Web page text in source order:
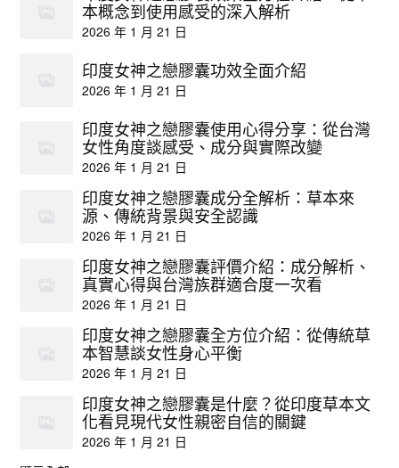
本概念到使用感受的深入解析
2026 年 1 月 21 日
印度女神之戀膠囊功效全面介紹
2026 年 1 月 21 日
印度女神之戀膠囊使用心得分享：從台灣
女性角度談感受、成分與實際改變
2026 年 1 月 21 日
印度女神之戀膠囊成分全解析：草本來
源、傳統背景與安全認識
2026 年 1 月 21 日
印度女神之戀膠囊評價介紹：成分解析、
真實心得與台灣族群適合度一次看
2026 年 1 月 21 日
印度女神之戀膠囊全方位介紹：從傳統草
本智慧談女性身心平衡
2026 年 1 月 21 日
印度女神之戀膠囊是什麼？從印度草本文
化看見現代女性親密自信的關鍵
2026 年 1 月 21 日